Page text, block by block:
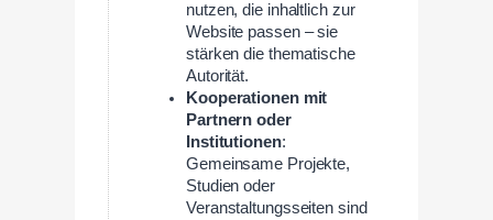
nutzen, die inhaltlich zur
Website passen – sie
stärken die thematische
Autorität.
Kooperationen mit
Partnern oder
Institutionen:
Gemeinsame Projekte,
Studien oder
Veranstaltungsseiten sind